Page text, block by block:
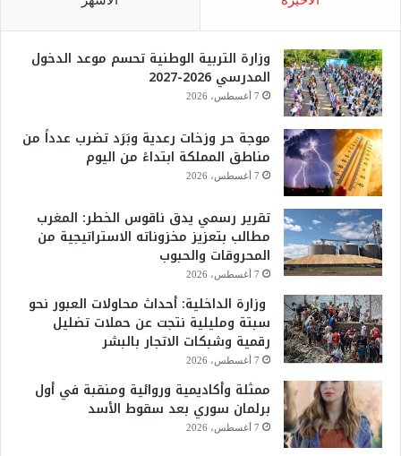
وزارة التربية الوطنية تحسم موعد الدخول
المدرسي 2026-2027
7 أغسطس، 2026
موجة حر وزخات رعدية وبَرَد تضرب عدداً من
مناطق المملكة ابتداءً من اليوم
7 أغسطس، 2026
تقرير رسمي يدق ناقوس الخطر: المغرب
مطالب بتعزيز مخزوناته الاستراتيجية من
المحروقات والحبوب
7 أغسطس، 2026
وزارة الداخلية: أحداث محاولات العبور نحو
سبتة ومليلية نتجت عن حملات تضليل
رقمية وشبكات الاتجار بالبشر
7 أغسطس، 2026
ممثلة وأكاديمية وروائية ومنقبة في أول
برلمان سوري بعد سقوط الأسد
7 أغسطس، 2026